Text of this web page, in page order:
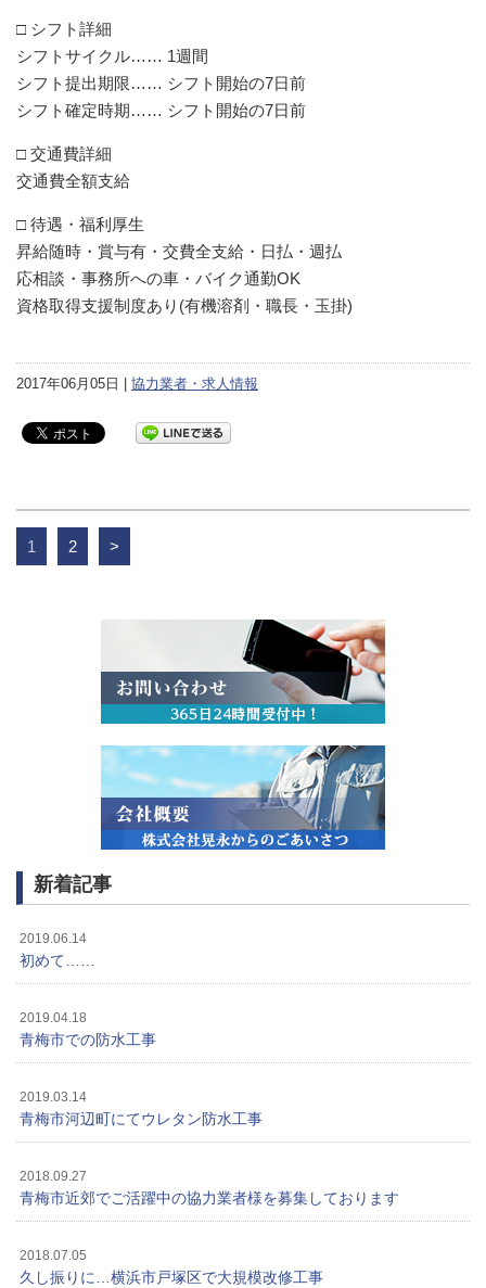
□ シフト詳細
シフトサイクル…… 1週間
シフト提出期限…… シフト開始の7日前
シフト確定時期…… シフト開始の7日前
□ 交通費詳細
交通費全額支給
□ 待遇・福利厚生
昇給随時・賞与有・交費全支給・日払・週払
応相談・事務所への車・バイク通勤OK
資格取得支援制度あり(有機溶剤・職長・玉掛)
2017年06月05日 | 協力業者・求人情報
1 2 >
新着記事
2019.06.14
初めて……
2019.04.18
青梅市での防水工事
2019.03.14
青梅市河辺町にてウレタン防水工事
2018.09.27
青梅市近郊でご活躍中の協力業者様を募集しております
2018.07.05
久し振りに…横浜市戸塚区で大規模改修工事